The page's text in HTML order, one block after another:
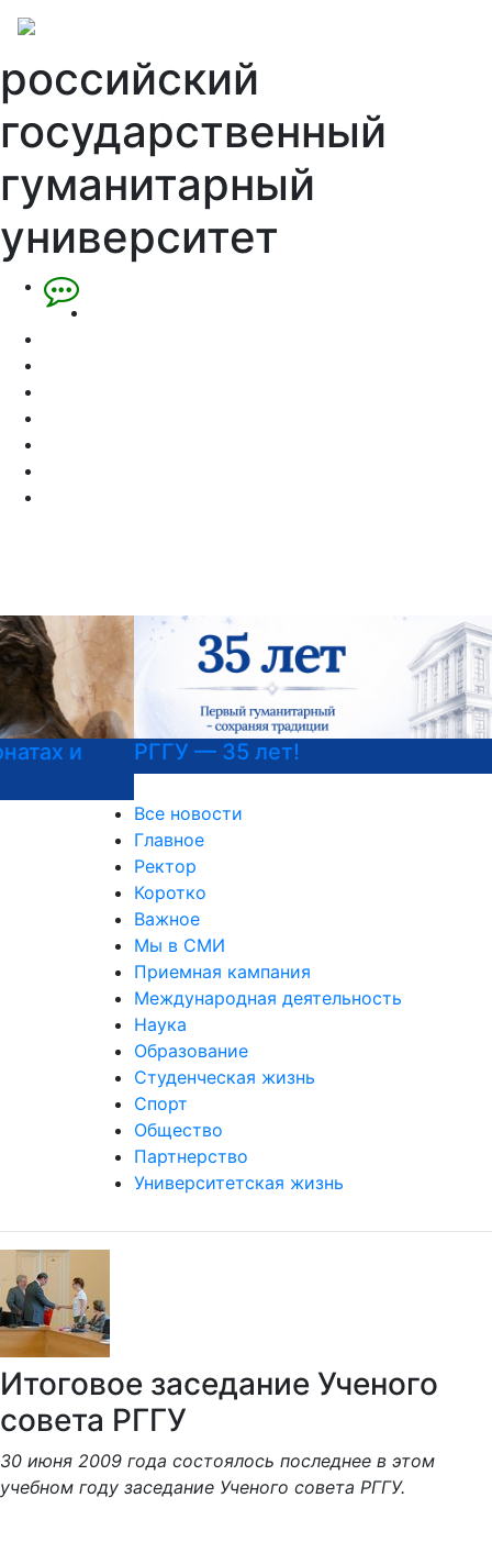
российский
государственный
гуманитарный
университет
РГГУ — 35 лет!
Главное
Ректор
Коротко
Важное
Мы в СМИ
Приемная кампания
Международная деятельность
Наука
Образование
Студенческая жизнь
Спорт
Общество
Партнерство
Университетская жизнь
Итоговое заседание Ученого
совета РГГУ
30 июня 2009 года состоялось последнее в этом
учебном году заседание Ученого совета РГГУ.